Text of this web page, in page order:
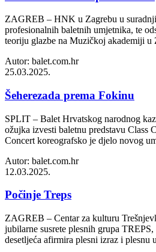
ZAGREB – HNK u Zagrebu u
profesionalnih baletnih umjetnika, te
teoriju glazbe na Muzičkoj akademiji u
Autor: balet.com.hr
25.03.2025.
Šeherezada prema Fokinu
SPLIT – Balet Hrvatskog narodnog
ožujka izvesti baletnu predstavu Class
Concert koreografsko je djelo novog
Autor: balet.com.hr
12.03.2025.
Počinje Treps
ZAGREB – Centar za kulturu
jubilarne susrete plesnih grupa
desetljeća afirmira plesni izraz i plesnu